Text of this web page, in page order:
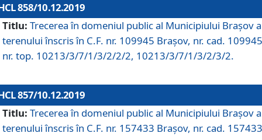
858/10.12.2019
Titlu: Trecerea în domeniul public al Municipiului Braşov a
terenului înscris în C.F. nr. 109945 Brașov, nr. cad.
nr. top. 10213/3/7/1/3/2/2/2, 10213/3/7/1/3/2/3/2.
857/10.12.2019
Titlu: Trecerea în domeniul public al Municipiului Braşov a
terenului înscris în C.F. nr. 157433 Brașov, nr. cad.